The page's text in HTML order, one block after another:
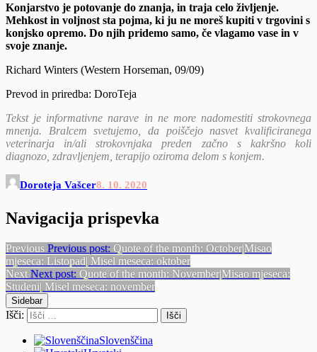
Konjarstvo je potovanje do znanja, in traja celo življenje.
Mehkost in voljnost sta pojma, ki ju ne moreš kupiti v trgovini s
konjsko opremo. Do njih pridemo samo, če vlagamo vase in v
svoje znanje.
Richard Winters (Western Horseman, 09/09)
Prevod in priredba: DoroTeja
Tekst je informativne narave in ne more nadomestiti strokovnega
mnenja. Bralcem svetujemo, da poiščejo nasvet kvalificiranega
veterinarja in/ali strokovnjaka preden začno s kakršno koli
diagnozo, zdravljenjem, terapijo oziroma delom s konjem.
Doroteja Vašcer8. 10. 2020
Navigacija prispevka
Previous Previous post: Quote of the month: October|Misao
mjeseca: Listopad| Misel meseca: oktober
Next Next post: Quote of the month: November|Misao mjeseca:
Studeni| Misel meseca: november
Sidebar
Išči:
Slovenščina